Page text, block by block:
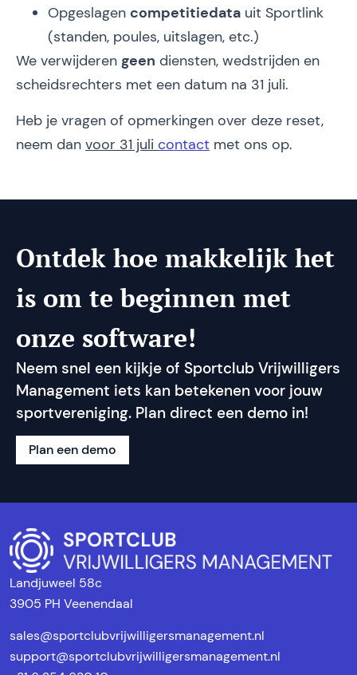
Opgeslagen competitiedata uit Sportlink
(standen, poules, uitslagen, etc.)
We verwijderen geen diensten, wedstrijden en
scheidsrechters met een datum na 31 juli.
Heb je vragen of opmerkingen over deze reset,
neem dan voor 31 juli contact met ons op.
Ontdek hoe makkelijk het
is om te beginnen met
onze software!
Neem snel een kijkje of Sportclub Vrijwilligers
Management iets kan betekenen voor jouw
sportvereniging. Plan direct een demo in!
Plan een demo
Landjuweel 58c
3905 PH Veenendaal
sales@sportclubvrijwilligersmanagement.nl
support@sportclubvrijwilligersmanagement.nl